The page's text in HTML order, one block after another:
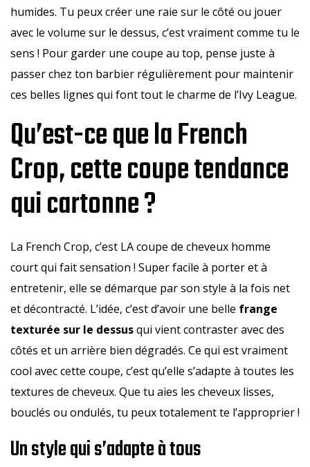
humides. Tu peux créer une raie sur le côté ou jouer
avec le volume sur le dessus, c’est vraiment comme tu le
sens ! Pour garder une coupe au top, pense juste à
passer chez ton barbier régulièrement pour maintenir
ces belles lignes qui font tout le charme de l’Ivy League.
Qu’est-ce que la French
Crop, cette coupe tendance
qui cartonne ?
La French Crop, c’est LA coupe de cheveux homme
court qui fait sensation ! Super facile à porter et à
entretenir, elle se démarque par son style à la fois net
et décontracté. L’idée, c’est d’avoir une belle frange
texturée sur le dessusqui vient contraster avec des
côtés et un arrière bien dégradés. Ce qui est vraiment
cool avec cette coupe, c’est qu’elle s’adapte à toutes les
textures de cheveux. Que tu aies les cheveux lisses,
bouclés ou ondulés, tu peux totalement te l’approprier !
Un style qui s’adapte à tous